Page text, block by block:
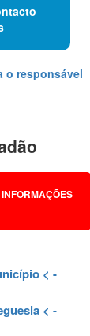
o responsável
< -
< -